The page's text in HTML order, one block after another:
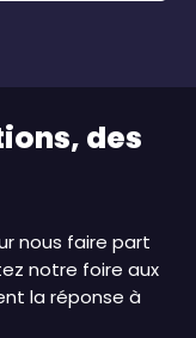
des
nous faire part
notre foire aux
la réponse à